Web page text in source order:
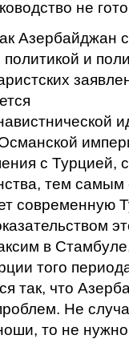
не
Азербайджан
и
с Турцией,
тем самым
современную
в Стамбуле,
того
так, что
Не
то не